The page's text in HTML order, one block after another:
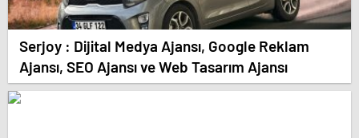
Serjoy : Dijital Medya Ajansı, Google Reklam
Ajansı, SEO Ajansı ve Web Tasarım Ajansı